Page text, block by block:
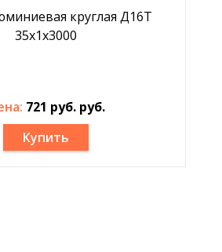
круглая Д16Т
35x1x3000
721 руб. руб.
Купить